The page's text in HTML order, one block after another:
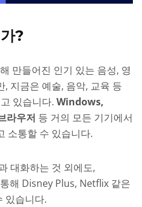
?
만들어진 인기 있는 음성, 영
지금은 예술, 음악, 교육 등
있습니다. Windows,
라우저 등 거의 모든 기기에서
소통할 수 있습니다.
대화하는 것 외에도,
해 Disney Plus, Netflix 같은
있습니다.